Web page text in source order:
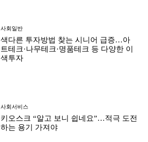
사회일반
색다른 투자방법 찾는 시니어 급증…아
트테크·나무테크·명품테크 등 다양한 이
색투자
사회서비스
키오스크 “알고 보니 쉽네요”…적극 도전
하는 용기 가져야